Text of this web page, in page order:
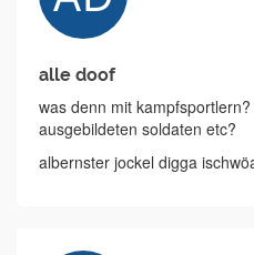
alle doof
was denn mit kampfsportlern?
ausgebildeten soldaten etc?
albernster jockel digga